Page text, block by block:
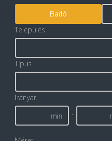
Eladó
Település
Típus
Irányár
-